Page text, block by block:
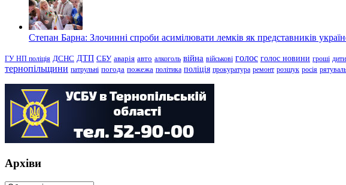
Степан Барна: Злочинні спроби асимілювати лемків як представників
ГУ НП поліція ДСНС ДТП СБУ аварія авто алкоголь війна військові голос голос новини гроші
тернопільщини патрульні погода пожежа політика поліція прокуратура ремонт розшук росія
Архіви